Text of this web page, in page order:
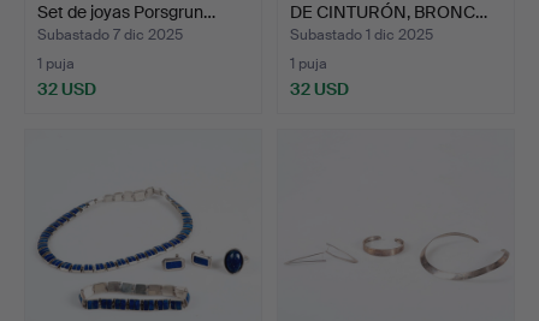
Set de joyas Porsgrun…
Subastado 7 dic 2025
1 puja
32 USD
DE CINTURÓN, BRONC…
Subastado 1 dic 2025
1 puja
32 USD